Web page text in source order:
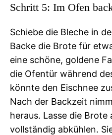
Schritt 5: Im Ofen
Schiebe die Bleche in
Backe die Brote für
eine schöne, goldene
die Ofentür während
könnte den Eischnee
Nach der Backzeit
heraus. Lasse die
vollständig abkühlen.